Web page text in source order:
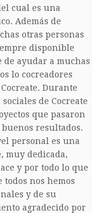
cual es una
Además de
otras personas
disponible
de ayudar a muchas
lo cocreadores
Durante
de Cocreate
que pasaron
resultados.
personal es una
muy dedicada,
y por todo lo que
todos nos hemos
y de su
agradecido por